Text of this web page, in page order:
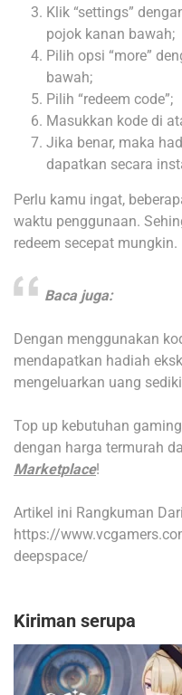
Klik “settings”
pojok kanan bawah;
Pilih opsi “more”
bawah;
Pilih “redeem code”;
Masukkan kode di
Jika benar, maka
dapatkan secara
Perlu kamu ingat,
waktu penggunaan.
redeem secepat mungkin.
Baca juga:
Dengan menggunakan
mendapatkan hadiah
mengeluarkan uang
Top up kebutuhan
dengan harga termurah
Marketplace!
Artikel ini Rangkuman
https://
deepspace/
Kiriman serupa